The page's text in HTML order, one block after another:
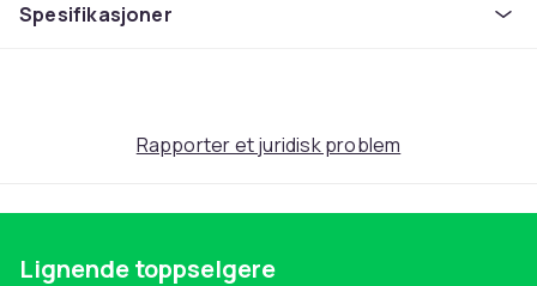
Artikkel nr.
Spesifikasjoner
Rapporter et juridisk problem
Lignende toppselgere